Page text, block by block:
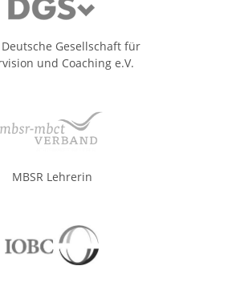
Deutsche Gesellschaft für
und Coaching e.V.
MBSR Lehrerin